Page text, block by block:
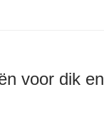
voor dik en